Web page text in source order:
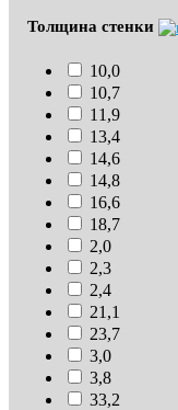
Толщина стенки
10,0
10,7
11,9
13,4
14,6
14,8
16,6
18,7
2,0
2,3
2,4
21,1
23,7
3,0
3,8
33,2